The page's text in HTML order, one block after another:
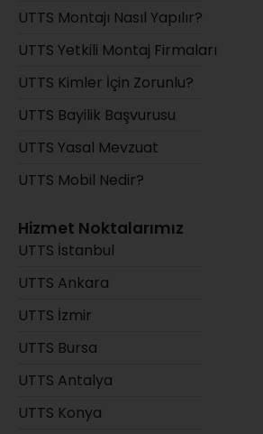
UTTS Montajı Nasıl Yapılır?
UTTS Yetkili Montaj Firmaları
UTTS Kimler İçin Zorunlu?
UTTS Bayilik Başvurusu
UTTS Yasal Mevzuat
UTTS Mobil Nedir?
Hizmet Noktalarımız
UTTS İstanbul
UTTS Ankara
UTTS İzmir
UTTS Bursa
UTTS Antalya
UTTS Konya